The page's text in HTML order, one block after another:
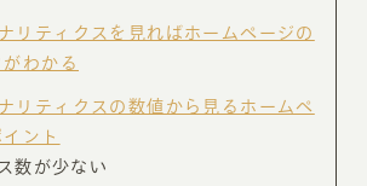
リティクスを見ればホームページの
わかる
リティクスの数値から見るホームペ
ント
数が少ない